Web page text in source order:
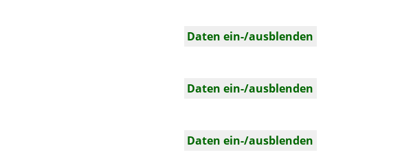
Daten ein-/ausblenden
Daten ein-/ausblenden
Daten ein-/ausblenden